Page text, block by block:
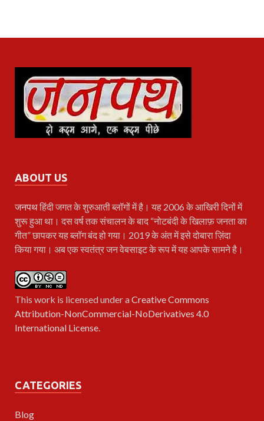
ABOUT US
जनपथहिंदी जगत के शुरुआती ब्लॉगों में है। यह 2006 के आखिरी दिनों में
शुरू हुआ था। दस वर्ष तक संचालन के बाद “नोटबंदी के खिलाफ़ जनता का
गीत” छापकर यह ब्लॉग बंद हो गया। 2019 के अंत में इसे दोबारा ज़िंदा
किया गया। अब एक स्वतंत्र जन वेबसाइट के रूप में यह आपके सामने है।
This work is licensed under aCreative Commons
Attribution-NonCommercial-NoDerivatives 4.0
International License.
CATEGORIES
Blog